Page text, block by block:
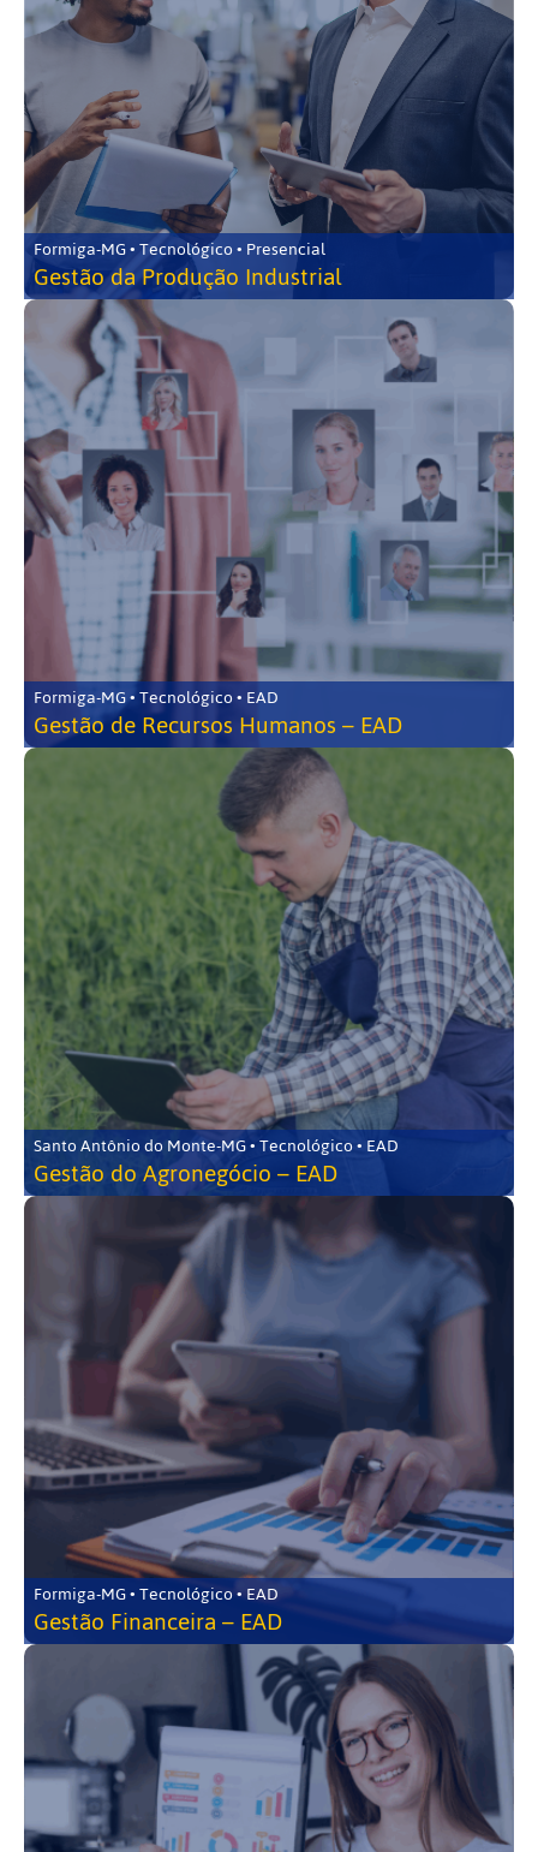
Formiga-MG • Tecnológico • Presencial
Gestão da Produção Industrial
Formiga-MG • Tecnológico • EAD
Gestão de Recursos Humanos – EAD
Santo Antônio do Monte-MG • Tecnológico • EAD
Gestão do Agronegócio – EAD
Formiga-MG • Tecnológico • EAD
Gestão Financeira – EAD